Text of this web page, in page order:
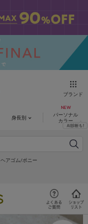
ブランド
身長別
パーソナル
カラー
ヘアゴム/ポニー